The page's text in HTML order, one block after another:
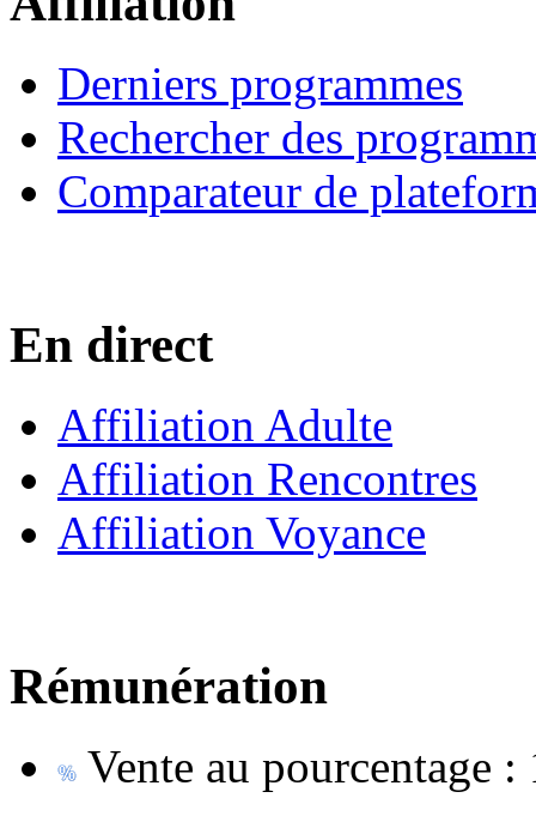
Derniers programmes
Rechercher des
Comparateur de
En direct
Affiliation Adulte
Affiliation Rencontres
Affiliation Voyance
Rémunération
Vente au pourcentage :